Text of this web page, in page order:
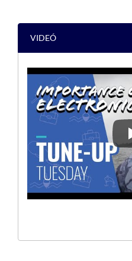
VIDEÓ